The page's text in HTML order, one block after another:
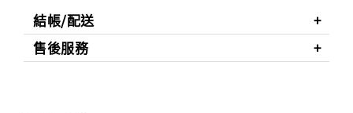
結帳/配送
售後服務